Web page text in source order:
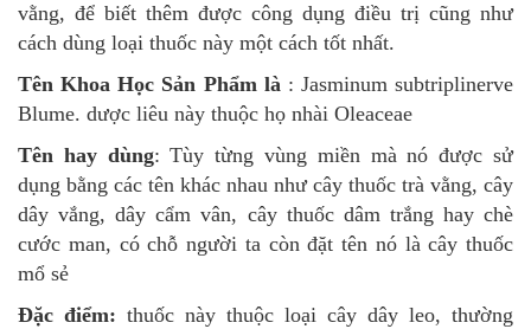
vằng, để biết thêm được công dụng điều trị cũng như
cách dùng loại thuốc này một cách tốt nhất.
Tên Khoa Học Sản Phẩm là: Jasminum subtriplinerve
Blume. dược liêu này thuộc họ nhài Oleaceae
Tên hay dùng: Tùy từng vùng miền mà nó được sử
dụng bằng các tên khác nhau như cây thuốc trà vằng, cây
dây vắng, dây cẩm vân, cây thuốc dâm trắng hay chè
cước man, có chỗ người ta còn đặt tên nó là cây thuốc
mổ sẻ
Đặc điểm: thuốc này thuộc loại cây dây leo, thường